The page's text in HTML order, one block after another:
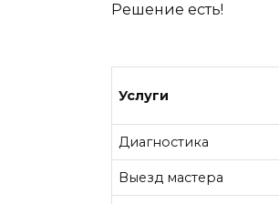
Решение есть!
Услуги
Диагностика
Выезд мастера